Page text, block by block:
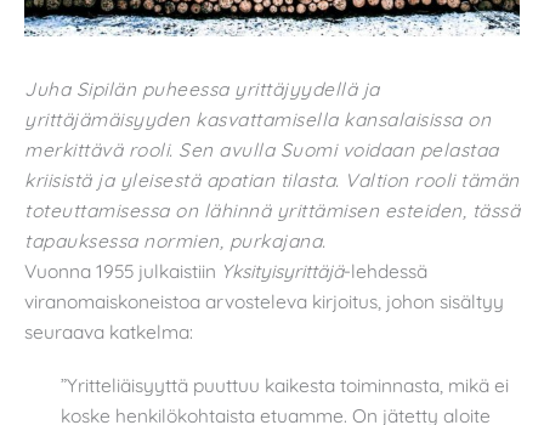
Juha Sipilän puheessa yrittäjyydellä ja
yrittäjämäisyyden kasvattamisella kansalaisissa on
merkittävä rooli. Sen avulla Suomi voidaan pelastaa
kriisistä ja yleisestä apatian tilasta. Valtion rooli tämän
toteuttamisessa on lähinnä yrittämisen esteiden, tässä
tapauksessa normien, purkajana.
Vuonna 1955 julkaistiin Yksityisyrittäjä-lehdessä
viranomaiskoneistoa arvosteleva kirjoitus, johon sisältyy
seuraava katkelma:
”Yritteliäisyyttä puuttuu kaikesta toiminnasta, mikä ei
koske henkilökohtaista etuamme. On jätetty aloite